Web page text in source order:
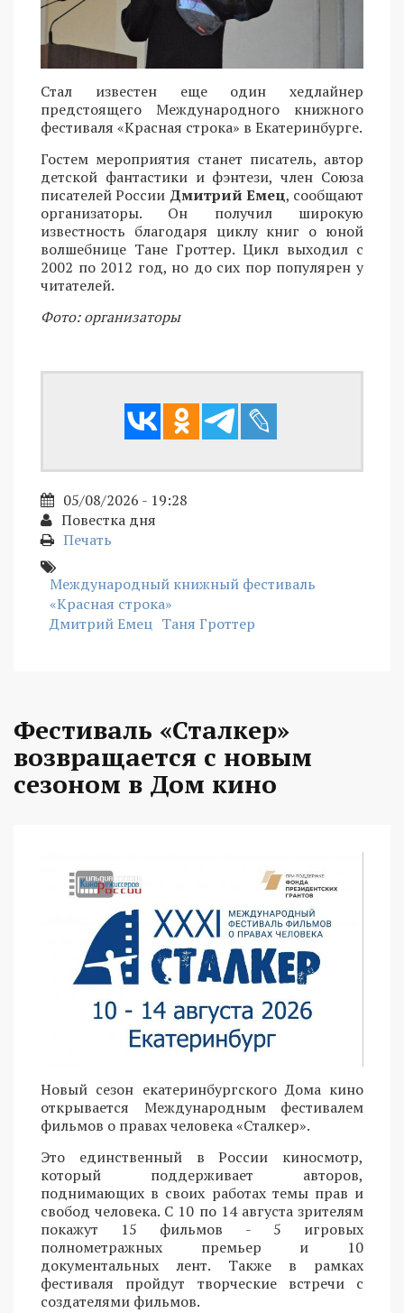
Стал известен еще один хедлайнер
предстоящего Международного книжного
фестиваля «Красная строка» в Екатеринбурге.
Гостем мероприятия станет писатель, автор
детской фантастики и фэнтези, член Союза
писателей России Дмитрий Емец, сообщают
организаторы. Он получил широкую
известность благодаря циклу книг о юной
волшебнице Тане Гроттер. Цикл выходил с
2002 по 2012 год, но до сих пор популярен у
читателей.
Фото: организаторы
05/08/2026 - 19:28
Повестка дня
Печать
Международный книжный фестиваль
«Красная строка»
Дмитрий Емец Таня Гроттер
Фестиваль «Сталкер»
возвращается с новым
сезоном в Дом кино
Новый сезон екатеринбургского Дома кино
открывается Международным фестивалем
фильмов о правах человека «Сталкер».
Это единственный в России киносмотр,
который поддерживает авторов,
поднимающих в своих работах темы прав и
свобод человека. С 10 по 14 августа зрителям
покажут 15 фильмов - 5 игровых
полнометражных премьер и 10
документальных лент. Также в рамках
фестиваля пройдут творческие встречи с
создателями фильмов.